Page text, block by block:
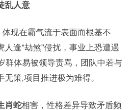
乱人意
体现在霸气流于表面而根基不
逢“劫煞”侵扰，事业上恐遭遇
群体易被领导责骂，团队中若与
无策,项目推进极为难得。
肖蛇相害，性格差异导致矛盾频